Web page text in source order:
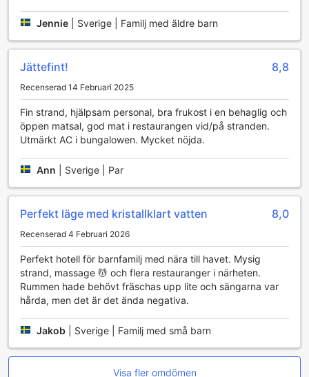
reseupplevelser med vänner och familj. Om du är en
av din cigarett utan att störa andra gäster. För att avsluta
din dag, kan du besöka den bekväma närbutiken på
nödvändigheter, vilket gör att du alltid har det du behöver
inom räckhåll.
Rumfaciliteter på Tubtim Resort
På Tubtim Resort kan du förvänta dig en bekväm och
avkopplande vistelse i våra välutrustade rum. Varje rum är
luftkonditionerat, vilket garanterar en behaglig temperatur
även under de varma dagarna på Koh Samet. För din
bekvämlighet finns även en hårtork, så att du kan styla ditt
kabelkanaler, perfekt för en lugn kväll efter en dag av
äventyr.
Varje rum har en egen balkong eller terrass där du kan
njuta av den friska havsluften och den vackra utsikten. För
gratis flaskvatten och snabbkaffe, så att du alltid kan få en
uppfriskande dryck när du behöver det. Vårt kylskåp ger
dig möjlighet att förvara dina egna snacks och drycker, och
Jennie Sverige | Familj med äldre barn
Jättefint! 8,8
Recenserad 14 Februari 2025
Fin strand, hjälpsam personal, bra frukost i en behaglig och
öppen matsal, god mat i restaurangen vid/på stranden.
Utmärkt AC i bungalowen. Mycket nöjda.
Ann Sverige | Par
Perfekt läge med kristallklart vatten 8,0
Recenserad 4 Februari 2026
Perfekt hotell för barnfamilj med nära till havet. Mysig
strand, massage 💆 och flera restauranger i närheten.
Rummen hade behövt fräschas upp lite och sängarna var
hårda, men det är det ända negativa.
Jakob Sverige | Familj med små barn
Visa fler omdömen